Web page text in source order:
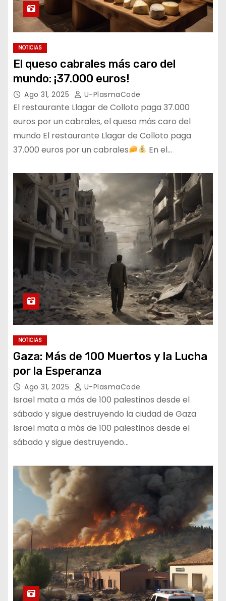
NOTICIAS
El queso cabrales más caro del
mundo: ¡37.000 euros!
Ago 31, 2025 U-PlasmaCode
El restaurante Llagar de Colloto paga 37.000
euros por un cabrales, el queso más caro del
mundo El restaurante Llagar de Colloto paga
37.000 euros por un cabrales
En el…
NOTICIAS
Gaza: Más de 100 Muertos y la Lucha
por la Esperanza
Ago 31, 2025 U-PlasmaCode
Israel mata a más de 100 palestinos desde el
sábado y sigue destruyendo la ciudad de Gaza
Israel mata a más de 100 palestinos desde el
sábado y sigue destruyendo…